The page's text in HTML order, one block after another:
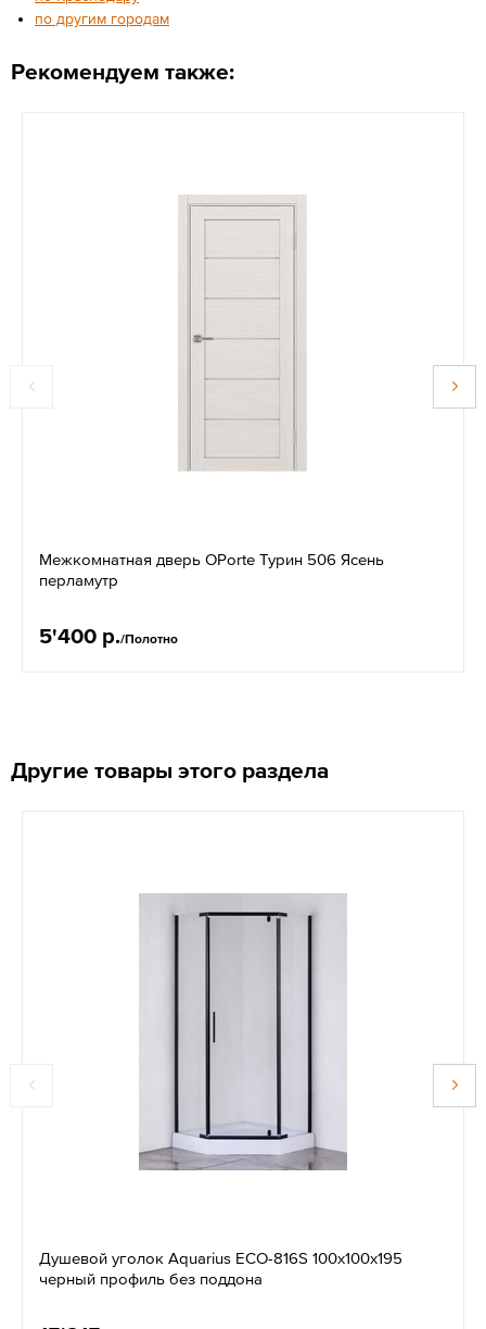
по другим городам
Рекомендуем также:
Межкомнатная дверь OPorte Турин 506 Ясень
перламутр
5'400 р./Полотно
Другие товары этого раздела
Душевой уголок Aquarius ECO-816S 100x100x195
черный профиль без поддона